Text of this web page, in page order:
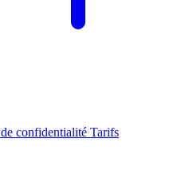
confidentialité Tarifs